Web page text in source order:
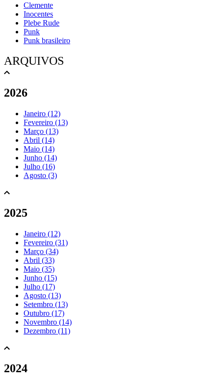
Clemente
Inocentes
Plebe Rude
Punk
Punk brasileiro
ARQUIVOS
2026
Janeiro (12)
Fevereiro (13)
Março (13)
Abril (14)
Maio (14)
Junho (14)
Julho (16)
Agosto (3)
2025
Janeiro (12)
Fevereiro (31)
Março (34)
Abril (33)
Maio (35)
Junho (15)
Julho (17)
Agosto (13)
Setembro (13)
Outubro (17)
Novembro (14)
Dezembro (11)
2024